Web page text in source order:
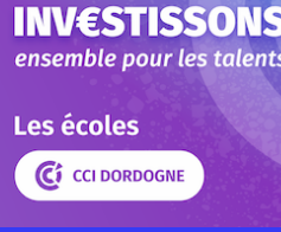
Laura et Célia (élèves de
aux camarades de